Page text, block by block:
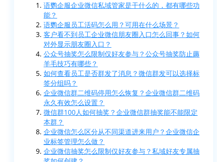
语鹦企服企业微信私域管家是干什么的，都有哪些功
能？
语鹦企服员工活码怎么用？可用在什么场景？
客户看不到员工企业微信朋友圈入口怎么回事？如何
对外显示朋友圈入口？
公众号抽奖怎么限制仅好友参与？公众号抽奖防止薅
羊毛技巧有哪些？
如何查看员工是否群发了消息？微信群发可以选择标
签分组吗？
企业微信群二维码停用怎么恢复？企业微信群二维码
永久有效怎么设置？
微信群100人如何抽奖？企业微信群抽奖能不能限定
本群？
企业微信怎么区分从不同渠道进来用户？企业微信企
业标签管理怎么做？
企业微信抽奖怎么限制仅好友参与？私域好友专属抽